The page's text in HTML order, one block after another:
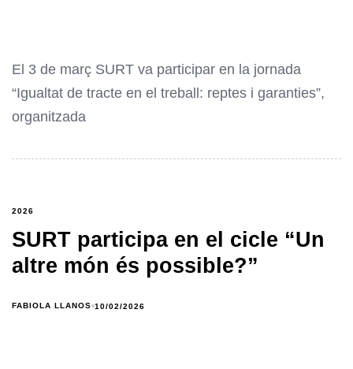
El 3 de març SURT va participar en la jornada
“Igualtat de tracte en el treball: reptes i garanties”,
organitzada
2026
SURT participa en el cicle “Un
altre món és possible?”
FABIOLA LLANOS 10/02/2026